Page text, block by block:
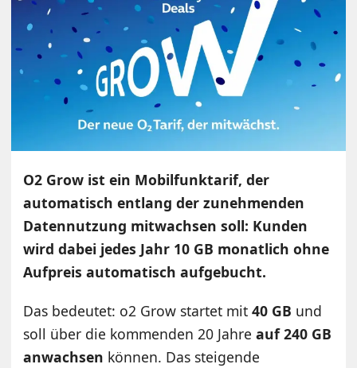
O2 Grow ist ein Mobilfunktarif, der
automatisch entlang der zunehmenden
Datennutzung mitwachsen soll: Kunden
wird dabei jedes Jahr 10 GB monatlich ohne
Aufpreis automatisch aufgebucht.
Das bedeutet: o2 Grow startet mit40 GB und
soll über die kommenden 20 Jahreauf 240 GB
anwachsen können. Das steigende